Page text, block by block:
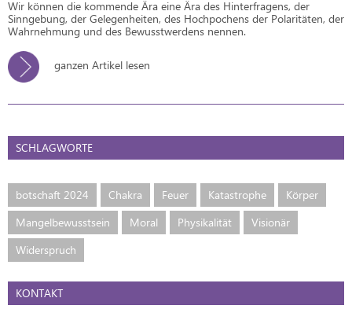
Wir können die kommende Ära eine Ära des Hinterfragens, der
Sinngebung, der Gelegenheiten, des Hochpochens der Polaritäten, der
Wahrnehmung und des Bewusstwerdens nennen.
ganzen Artikel lesen
SCHLAGWORTE
botschaft 2024 Chakra Feuer Katastrophe
Körper
Mangelbewusstsein
Moral Physikalität
Visionär
Widerspruch
KONTAKT